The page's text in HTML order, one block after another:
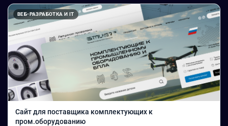
ВЕБ-РАЗРАБОТКА И IT
Сайт для поставщика комплектующих к
пром.оборудованию